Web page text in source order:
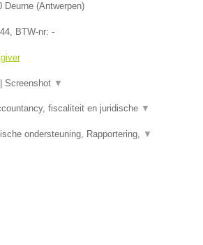
Deurne(Antwerpen)
, BTW-nr: -
Screenshot ▼
fiscaliteit en juridische ▼
ondersteuning, Rapportering, ▼